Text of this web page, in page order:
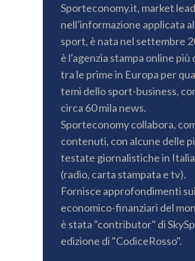
Sporteconomy.it, market
nell'informazione applicata
sport, è nata nel settembre
è l'agenzia stampa online più
tra le prime in Europa per
temi dello sport-business,
circa 60 mila news.
Sporteconomy collabora,
contenuti, con alcune delle
testate giornalistiche in Italia
(radio, carta stampata e tv).
Fornisce approfondimenti
economico-finanziari del
è stata "contributor" di
edizione di "CodiceRosso".